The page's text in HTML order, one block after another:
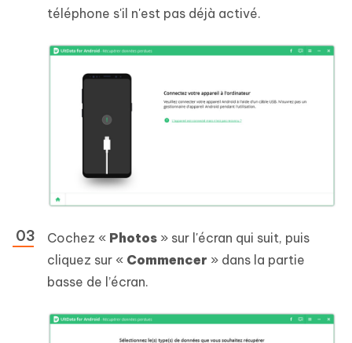
téléphone s'il n'est pas déjà activé.
Cochez « Photos » sur l'écran qui suit, puis
cliquez sur « Commencer » dans la partie
basse de l’écran.